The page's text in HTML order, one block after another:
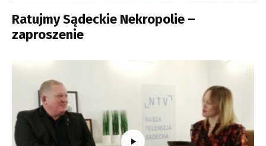
Ratujmy Sądeckie Nekropolie –
zaproszenie